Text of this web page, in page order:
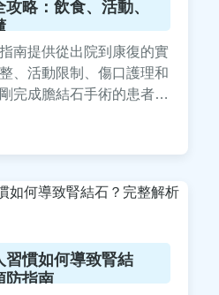
略：飲食、活動、
南提供從出院到康復的實
、活動限制、傷口護理和
完成膽結石手術的患者及
和真實經驗分享，確保實
習慣如何導致腎結
防指南